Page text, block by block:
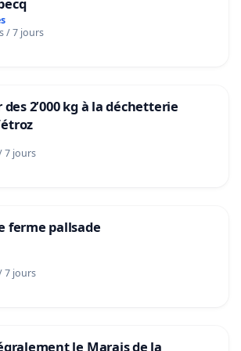
/ 7 jours
2’000 kg à la déchetterie
7 jours
ferme pallsade
7 jours
le Marais de la